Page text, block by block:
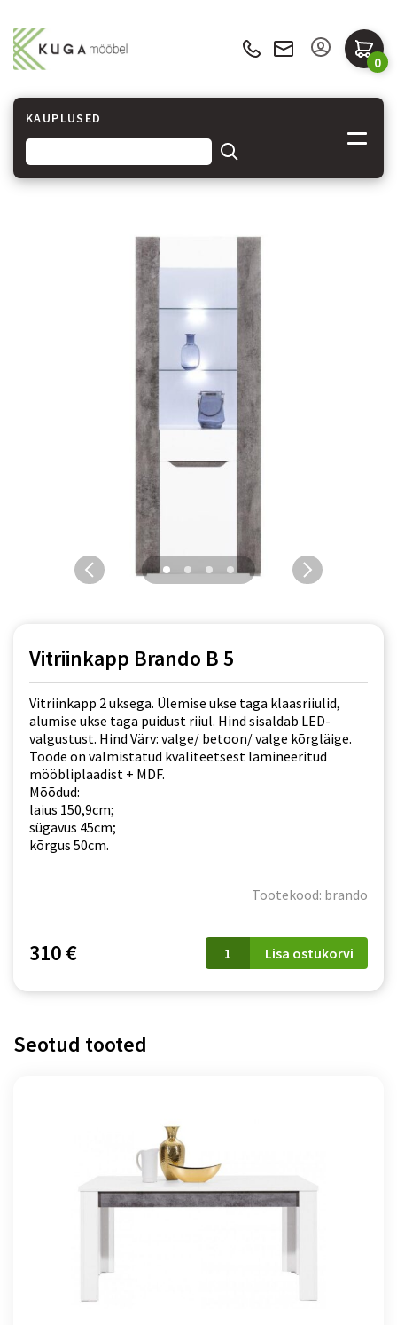
0
KAUPLUSED
Vitriinkapp Brando B 5
Vitriinkapp 2 uksega. Ülemise ukse taga klaasriiulid,
alumise ukse taga puidust riiul. Hind sisaldab LED-
valgustust. Hind Värv: valge/ betoon/ valge kõrgläige.
Toode on valmistatud kvaliteetsest lamineeritud
mööbliplaadist + MDF.
Mõõdud:
laius 150,9cm;
sügavus 45cm;
kõrgus 50cm.
Tootekood: brando
310 €
Vitriinkapp
Brando
5
Lisa ostukorvi
Seotud tooted